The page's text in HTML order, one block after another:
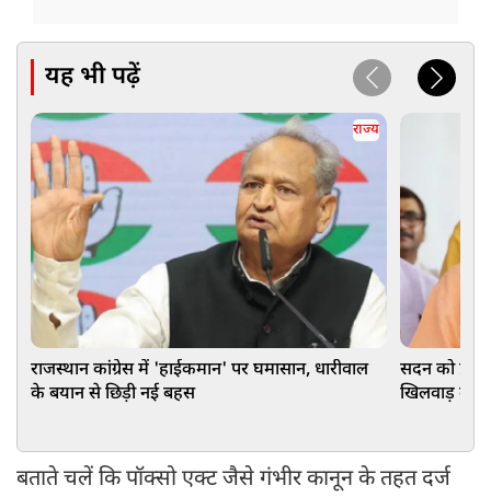
यह भी पढ़ें
राज्य
राजस्थान कांग्रेस में 'हाईकमान' पर घमासान, धारीवाल
के बयान से छिड़ी नई बहस
सदन को
खिलवाड़ कर
बताते चलें कि पॉक्सो एक्ट जैसे गंभीर कानून के तहत दर्ज